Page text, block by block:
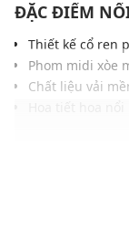
ĐẶC ĐIỂM
Thiết kế cổ ren
Phom midi xòe
Chất liệu vải
Chi tiết bèo
Tông màu